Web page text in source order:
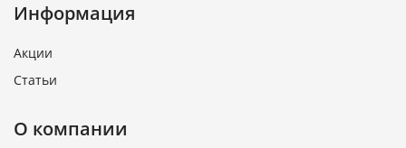
Информация
Акции
Статьи
О компании